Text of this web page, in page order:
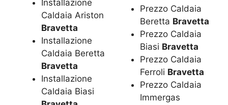
Installazione
Caldaia Ariston
Bravetta
Installazione
Caldaia Beretta
Bravetta
Installazione
Caldaia Biasi
Prezzo Caldaia
Beretta Bravetta
Prezzo Caldaia
Biasi Bravetta
Prezzo Caldaia
Ferroli Bravetta
Prezzo Caldaia
Immergas